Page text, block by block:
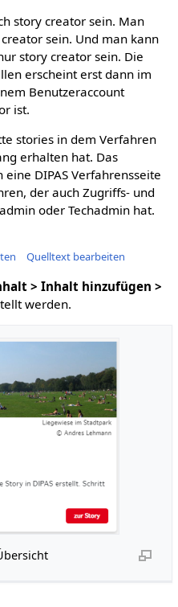
story creator sein. Man
sein. Und man kann
story creator sein. Die
erscheint erst dann im
Benutzeraccount
ist.
stories in dem Verfahren
erhalten hat. Das
eine DIPAS Verfahrensseite
der auch Zugriffs- und
oder Techadmin hat.
Quelltext bearbeiten
> Inhalt hinzufügen >
werden.